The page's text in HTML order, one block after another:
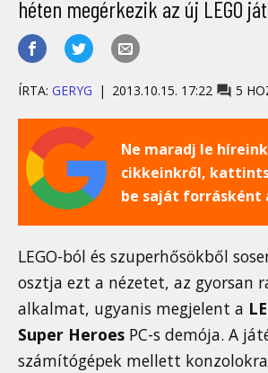
héten megérkezik az új LEGO
ÍRTA: GERYG 2013.10.15. 17:22 5
Ne maradj le
cikkeinkről,
be saját forrásként
LEGO-ból és szuperhősökből
osztja ezt a nézetet, az gyorsan
alkalmat, ugyanis megjelent a
Super Heroes PC-s demója. A
számítógépek mellett